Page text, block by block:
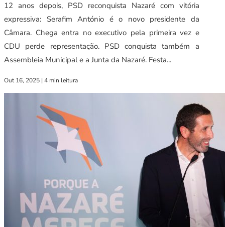
12 anos depois, PSD reconquista Nazaré com vitória
expressiva: Serafim António é o novo presidente da
Câmara. Chega entra no executivo pela primeira vez e
CDU perde representação. PSD conquista também a
Assembleia Municipal e a Junta da Nazaré. Festa...
Out 16, 2025 | 4 min leitura